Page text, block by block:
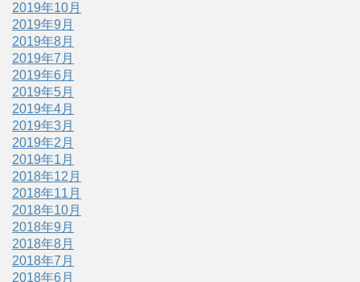
2019年10月
2019年9月
2019年8月
2019年7月
2019年6月
2019年5月
2019年4月
2019年3月
2019年2月
2019年1月
2018年12月
2018年11月
2018年10月
2018年9月
2018年8月
2018年7月
2018年6月